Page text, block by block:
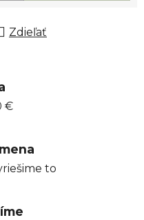
Zdieľať
€
to